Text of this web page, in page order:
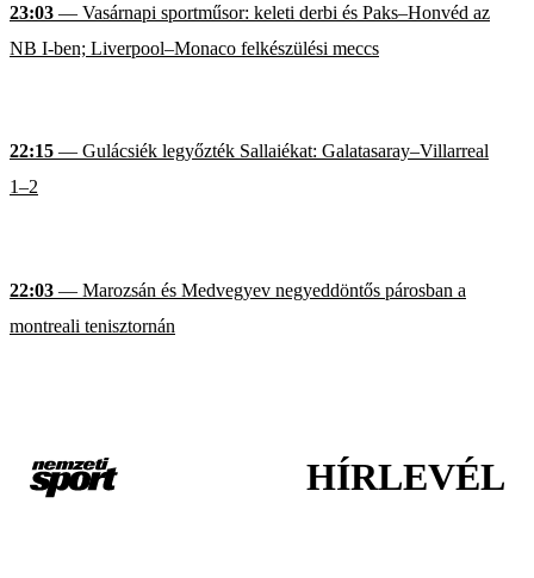
23:03 — Vasárnapi sportműsor: keleti derbi és Paks–Honvéd az
NB I-ben; Liverpool–Monaco felkészülési meccs
22:15 — Gulácsiék legyőzték Sallaiékat: Galatasaray–Villarreal
1–2
22:03 — Marozsán és Medvegyev negyeddöntős párosban a
montreali tenisztornán
HÍRLEVÉL